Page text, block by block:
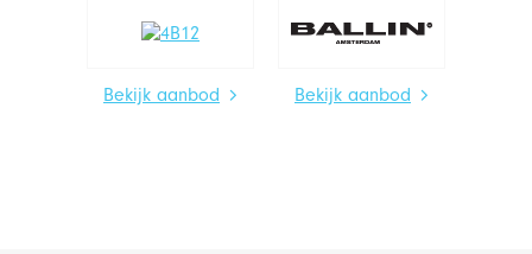
Bekijk aanbod Bekijk aanbod